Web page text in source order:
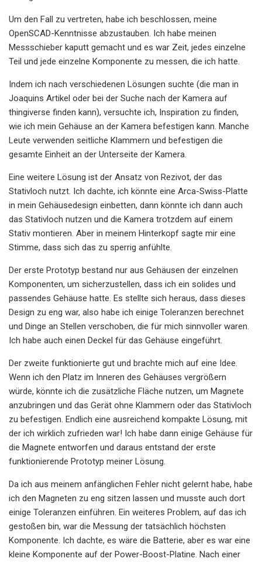
Um den Fall zu vertreten, habe ich beschlossen, meine
OpenSCAD-Kenntnisse abzustauben. Ich habe meinen
Messschieber kaputt gemacht und es war Zeit, jedes einzelne
Teil und jede einzelne Komponente zu messen, die ich hatte.
Indem ich nach verschiedenen Lösungen suchte (die man in
Joaquins Artikel oder bei der Suche nach der Kamera auf
thingiverse finden kann), versuchte ich, Inspiration zu finden,
wie ich mein Gehäuse an der Kamera befestigen kann. Manche
Leute verwenden seitliche Klammern und befestigen die
gesamte Einheit an der Unterseite der Kamera.
Eine weitere Lösung ist der Ansatz von Rezivot, der das
Stativloch nutzt. Ich dachte, ich könnte eine Arca-Swiss-Platte
in mein Gehäusedesign einbetten, dann könnte ich dann auch
das Stativloch nutzen und die Kamera trotzdem auf einem
Stativ montieren. Aber in meinem Hinterkopf sagte mir eine
Stimme, dass sich das zu sperrig anfühlte.
Der erste Prototyp bestand nur aus Gehäusen der einzelnen
Komponenten, um sicherzustellen, dass ich ein solides und
passendes Gehäuse hatte. Es stellte sich heraus, dass dieses
Design zu eng war, also habe ich einige Toleranzen berechnet
und Dinge an Stellen verschoben, die für mich sinnvoller waren.
Ich habe auch einen Deckel für das Gehäuse eingeführt.
Der zweite funktionierte gut und brachte mich auf eine Idee.
Wenn ich den Platz im Inneren des Gehäuses vergrößern
würde, könnte ich die zusätzliche Fläche nutzen, um Magnete
anzubringen und das Gerät ohne Klammern oder das Stativloch
zu befestigen. Endlich eine ausreichend kompakte Lösung, mit
der ich wirklich zufrieden war! Ich habe dann einige Gehäuse für
die Magnete entworfen und daraus entstand der erste
funktionierende Prototyp meiner Lösung.
Da ich aus meinem anfänglichen Fehler nicht gelernt habe, habe
ich den Magneten zu eng sitzen lassen und musste auch dort
einige Toleranzen einführen. Ein weiteres Problem, auf das ich
gestoßen bin, war die Messung der tatsächlich höchsten
Komponente. Ich dachte, es wäre die Batterie, aber es war eine
kleine Komponente auf der Power-Boost-Platine. Nach einer